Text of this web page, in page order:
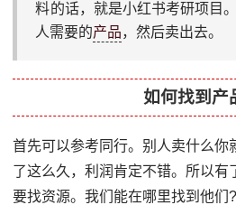
料的话，就是小红书考研项目
人需要的产品，然后卖出去。
如何找到产
首先可以参考同行。别人卖什么你
了这么久，利润肯定不错。所以有
要找资源。我们能在哪里找到他们?